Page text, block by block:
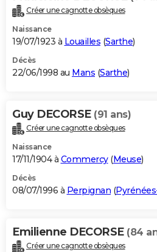
Créer une cagnotte obsèques
Naissance
19/07/1923 à Louailles (Sarthe)
Décès
22/06/1998 au Mans (Sarthe)
Guy DECORSE (91 ans)
Créer une cagnotte obsèques
Naissance
17/11/1904 à Commercy(Meuse)
Décès
08/07/1996 à Perpignan (
Emilienne DECORSE (84
Créer une cagnotte obsèques